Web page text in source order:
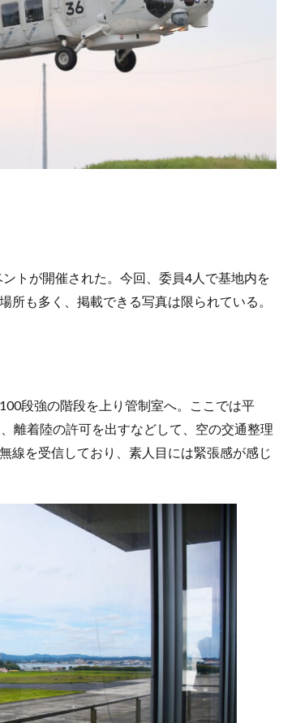
トが開催された。今回、委員4人で基地内を
も多く、掲載できる写真は限られている。
段強の階段を上り管制室へ。ここでは平
離着陸の許可を出すなどして、空の交通整理
線を受信しており、素人目には緊張感が感じ